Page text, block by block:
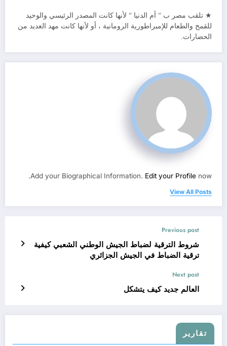
★ تلقب مصر ب ” أم الدنيا ” لأنها كانت المصدر الرئيسي والوحيد
للقمح والطعام للإمبراطورية الرومانية ، أو لأنها كانت مهد العديد من
الحضارات.
Add your Biographical Information. Edit your Profile now.
View All Posts
Previous post
شروط الترقية لضباط الجيش الوطني الشعبي كيفية
ترقية الضباط في الجيش الجزائري
Next post
العالم جديد كيف يتشكل
تقارير